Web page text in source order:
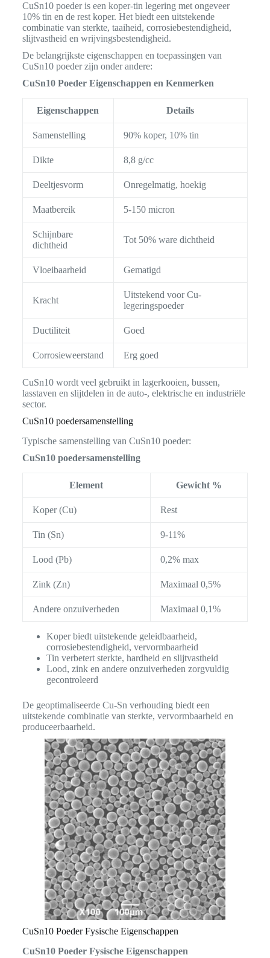
CuSn10 poeder is een koper-tin legering met ongeveer
10% tin en de rest koper. Het biedt een uitstekende
combinatie van sterkte, taaiheid, corrosiebestendigheid,
slijtvastheid en wrijvingsbestendigheid.
De belangrijkste eigenschappen en toepassingen van
CuSn10 poeder zijn onder andere:
CuSn10 Poeder Eigenschappen en Kenmerken
Eigenschappen Details
Samenstelling 90% koper, 10% tin
Dikte 8,8 g/cc
Deeltjesvorm Onregelmatig, hoekig
Maatbereik 5-150 micron
Schijnbare
dichtheid
Tot 50% ware dichtheid
Vloeibaarheid Gematigd
Kracht
Uitstekend voor Cu-
legeringspoeder
Ductiliteit Goed
Corrosieweerstand Erg goed
CuSn10 wordt veel gebruikt in lagerkooien, bussen,
lasstaven en slijtdelen in de auto-, elektrische en industriële
sector.
CuSn10 poedersamenstelling
Typische samenstelling van CuSn10 poeder:
CuSn10 poedersamenstelling
Element Gewicht %
Koper (Cu) Rest
Tin (Sn) 9-11%
Lood (Pb) 0,2% max
Zink (Zn) Maximaal 0,5%
Andere onzuiverheden Maximaal 0,1%
Koper biedt uitstekende geleidbaarheid,
corrosiebestendigheid, vervormbaarheid
Tin verbetert sterkte, hardheid en slijtvastheid
Lood, zink en andere onzuiverheden zorgvuldig
gecontroleerd
De geoptimaliseerde Cu-Sn verhouding biedt een
uitstekende combinatie van sterkte, vervormbaarheid en
produceerbaarheid.
CuSn10 Poeder Fysische Eigenschappen
CuSn10 Poeder Fysische Eigenschappen